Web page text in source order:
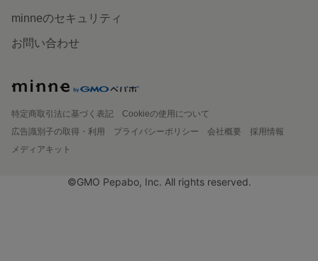
minneのセキュリティ
お問い合わせ
特定商取引法に基づく表記
Cookieの使用について
広告識別子の取得・利用
プライバシーポリシー 会社概要
採用情報
メディアキット
©GMO Pepabo, Inc. All rights reserved.